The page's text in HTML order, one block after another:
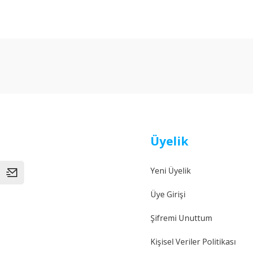
Üyelik
Yeni Üyelik
Üye Girişi
Şifremi Unuttum
Kişisel Veriler Politikası